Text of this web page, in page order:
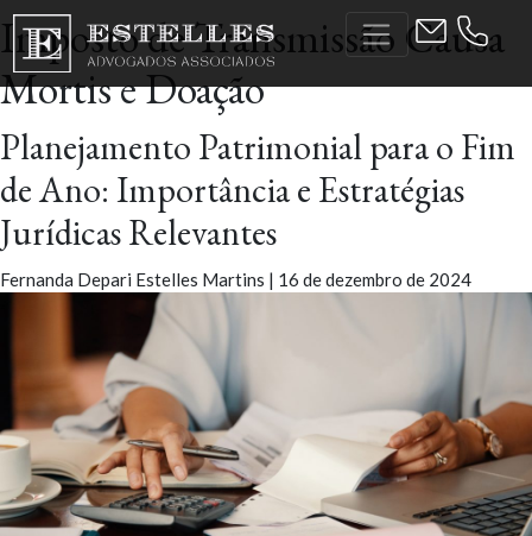
Skip
the
content
Imposto de Transmissão Causa
Mortis e Doação
Planejamento Patrimonial para o Fim
de Ano: Importância e Estratégias
Jurídicas Relevantes
Fernanda Depari Estelles Martins | 16 de dezembro de 2024